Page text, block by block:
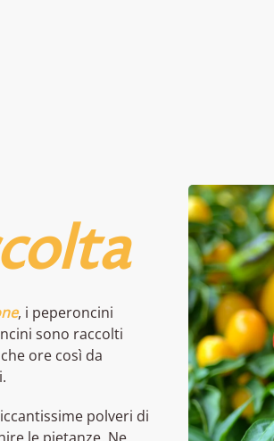
, i peperoncini
sono raccolti
ore così da
polveri di